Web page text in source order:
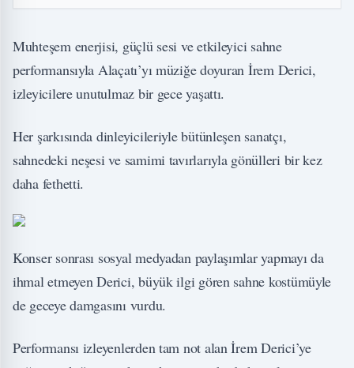
Muhteşem enerjisi, güçlü sesi ve etkileyici sahne
performansıyla Alaçatı’yı müziğe doyuran İrem Derici,
izleyicilere unutulmaz bir gece yaşattı.
Her şarkısında dinleyicileriyle bütünleşen sanatçı,
sahnedeki neşesi ve samimi tavırlarıyla gönülleri bir kez
daha fethetti.
Konser sonrası sosyal medyadan paylaşımlar yapmayı da
ihmal etmeyen Derici, büyük ilgi gören sahne kostümüyle
de geceye damgasını vurdu.
Performansı izleyenlerden tam not alan İrem Derici’ye